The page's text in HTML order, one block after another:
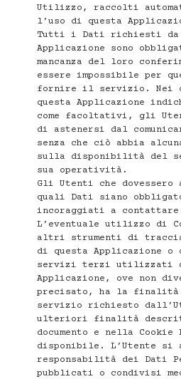
Utilizzo, raccolti
l’uso di questa
Tutti i Dati richiesti da
Applicazione sono
mancanza del loro
essere impossibile per
fornire il servizio. Nei
questa Applicazione
come facoltativi, gli
di astenersi dal
senza che ciò abbia
sulla disponibilità del
sua operatività.
Gli Utenti che dovessero
quali Dati siano
incoraggiati a
L’eventuale utilizzo di
altri strumenti di
di questa Applicazione
servizi terzi utilizzati
Applicazione, ove non
precisato, ha la
servizio richiesto
ulteriori finalità
documento e nella
disponibile. L’Utente si
responsabilità dei Dati
pubblicati o condivisi